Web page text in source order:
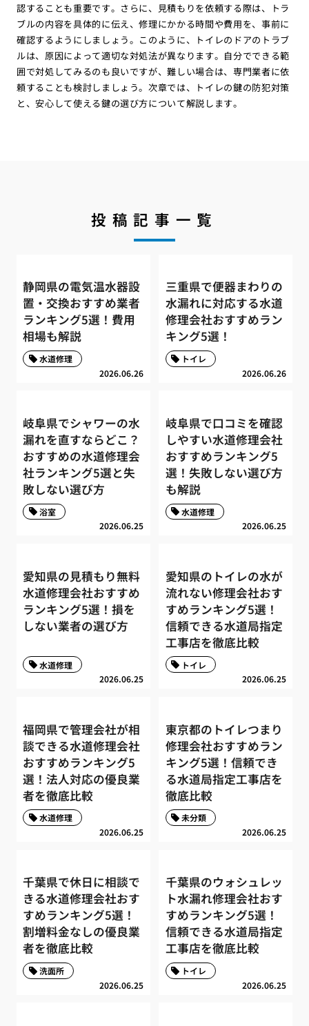
認することも重要です。さらに、見積もりを依頼する際は、トラ
ブルの内容を具体的に伝え、修理にかかる時間や費用を、事前に
確認するようにしましょう。このように、トイレのドアのトラブ
ルは、原因によって適切な対処法が異なります。自分でできる範
囲で対処してみるのも良いですが、難しい場合は、専門業者に依
頼することも検討しましょう。次章では、トイレの鍵の防犯対策
と、安心して使える鍵の選び方について解説します。
投稿記事一覧
静岡県の電気温水器設
置・交換おすすめ業者
ランキング5選！費用
相場も解説
2026.06.26
水道修理
三重県で便器まわりの
水漏れに対応する水道
修理会社おすすめラン
キング5選！
2026.06.26
トイレ
岐阜県でシャワーの水
漏れを直すならどこ？
おすすめの水道修理会
社ランキング5選と失
敗しない選び方
2026.06.25
浴室
岐阜県で口コミを確認
しやすい水道修理会社
おすすめランキング5
選！失敗しない選び方
も解説
2026.06.25
水道修理
愛知県の見積もり無料
水道修理会社おすすめ
ランキング5選！損を
しない業者の選び方
2026.06.25
水道修理
愛知県のトイレの水が
流れない修理会社おす
すめランキング5選！
信頼できる水道局指定
工事店を徹底比較
2026.06.25
トイレ
福岡県で管理会社が相
談できる水道修理会社
おすすめランキング5
選！法人対応の優良業
者を徹底比較
2026.06.25
水道修理
東京都のトイレつまり
修理会社おすすめラン
キング5選！信頼でき
る水道局指定工事店を
徹底比較
2026.06.25
未分類
千葉県で休日に相談で
きる水道修理会社おす
すめランキング5選！
割増料金なしの優良業
者を徹底比較
2026.06.25
洗面所
千葉県のウォシュレッ
ト水漏れ修理会社おす
すめランキング5選！
信頼できる水道局指定
工事店を徹底比較
2026.06.25
トイレ